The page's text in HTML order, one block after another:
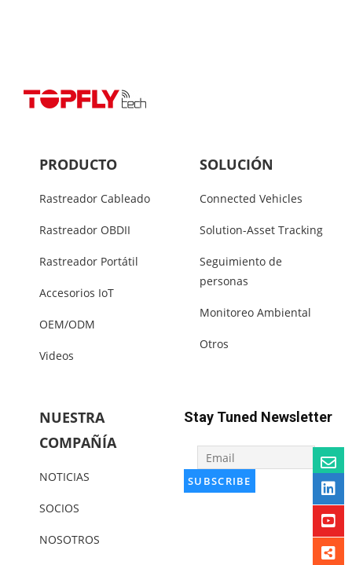
PRODUCTO
Rastreador Cableado
Rastreador OBDII
Rastreador Portátil
Accesorios IoT
OEM/ODM
Videos
SOLUCIÓN
Connected Vehicles
Solution-Asset Tracking
Seguimiento de
personas
Monitoreo Ambiental
Otros
NUESTRA
COMPAÑÍA
NOTICIAS
SOCIOS
NOSOTROS
Stay Tuned Newsletter